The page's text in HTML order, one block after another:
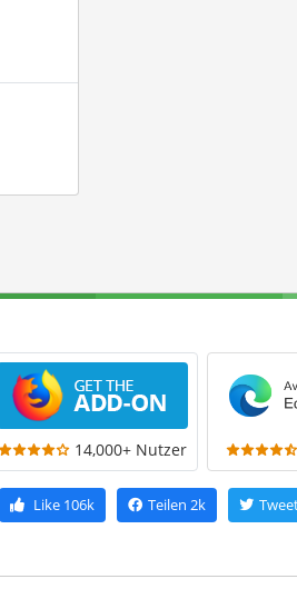
14,000+ Nutzer
Like106k Teilen 2k